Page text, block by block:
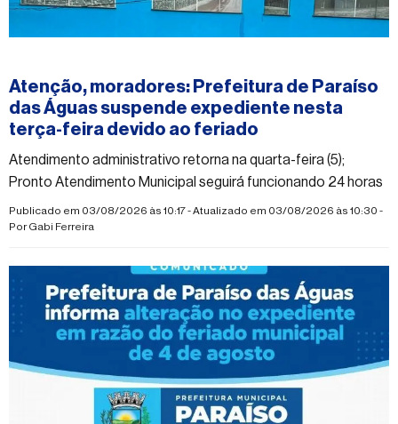
Atenção, moradores: Prefeitura de Paraíso
das Águas suspende expediente nesta
terça-feira devido ao feriado
Atendimento administrativo retorna na quarta-feira (5);
Pronto Atendimento Municipal seguirá funcionando 24 horas
Publicado em 03/08/2026 às 10:17 - Atualizado em 03/08/2026 às 10:30 -
PorGabi Ferreira